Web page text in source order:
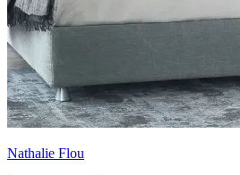
Nathalie Flou